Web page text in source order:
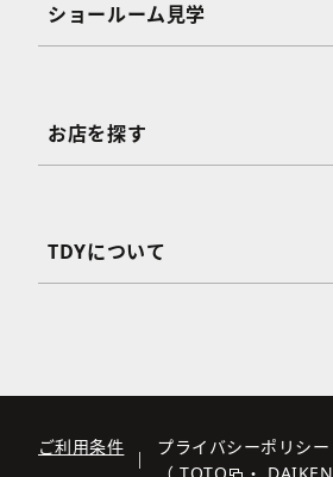
ショールーム見学
お店を探す
TDYについて
ご利用条件
プライバシーポリシー
（TOTO ・ DAIKEN